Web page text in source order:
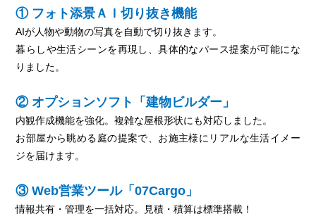
① フォト添景ＡＩ切り抜き機能
AIが人物や動物の写真を自動で切り抜きます。
暮らしや生活シーンを再現し、具体的なパース提案が可能にな
りました。
② オプションソフト「建物ビルダー」
内観作成機能を強化。複雑な屋根形状にも対応しました。
お部屋から眺める庭の提案で、お施主様にリアルな生活イメー
ジを届けます。
③ Web営業ツール「07Cargo」
情報共有・管理を一括対応。見積・積算は標準搭載！